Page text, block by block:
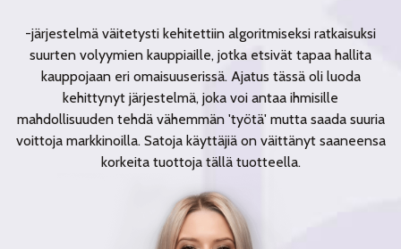
-järjestelmä väitetysti kehitettiin algoritmiseksi ratkaisuksi
suurten volyymien kauppiaille, jotka etsivät tapaa hallita
kauppojaan eri omaisuuserissä. Ajatus tässä oli luoda
kehittynyt järjestelmä, joka voi antaa ihmisille
mahdollisuuden tehdä vähemmän 'työtä' mutta saada suuria
voittoja markkinoilla. Satoja käyttäjiä on väittänyt saaneensa
korkeita tuottoja tällä tuotteella.